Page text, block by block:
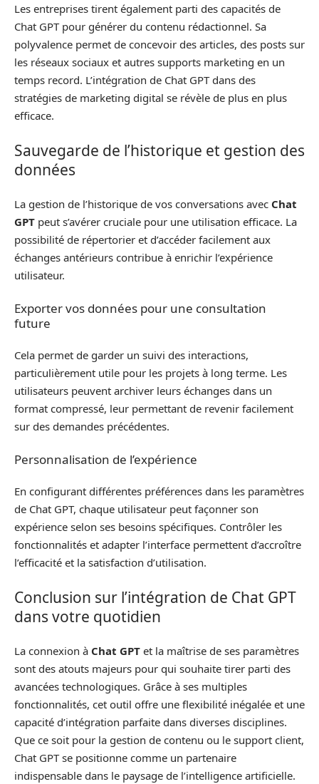
Les entreprises tirent également parti des capacités de
Chat GPT pour générer du contenu rédactionnel. Sa
polyvalence permet de concevoir des articles, des posts sur
les réseaux sociaux et autres supports marketing en un
temps record. L’intégration de Chat GPT dans des
stratégies de marketing digital se révèle de plus en plus
efficace.
Sauvegarde de l’historique et gestion des
données
La gestion de l’historique de vos conversations avec Chat
GPT peut s’avérer cruciale pour une utilisation efficace. La
possibilité de répertorier et d’accéder facilement aux
échanges antérieurs contribue à enrichir l’expérience
utilisateur.
Exporter vos données pour une consultation
future
Cela permet de garder un suivi des interactions,
particulièrement utile pour les projets à long terme. Les
utilisateurs peuvent archiver leurs échanges dans un
format compressé, leur permettant de revenir facilement
sur des demandes précédentes.
Personnalisation de l’expérience
En configurant différentes préférences dans les paramètres
de Chat GPT, chaque utilisateur peut façonner son
expérience selon ses besoins spécifiques. Contrôler les
fonctionnalités et adapter l’interface permettent d’accroître
l’efficacité et la satisfaction d’utilisation.
Conclusion sur l’intégration de Chat GPT
dans votre quotidien
La connexion à Chat GPT et la maîtrise de ses paramètres
sont des atouts majeurs pour qui souhaite tirer parti des
avancées technologiques. Grâce à ses multiples
fonctionnalités, cet outil offre une flexibilité inégalée et une
capacité d’intégration parfaite dans diverses disciplines.
Que ce soit pour la gestion de contenu ou le support client,
Chat GPT se positionne comme un partenaire
indispensable dans le paysage de l’intelligence artificielle.